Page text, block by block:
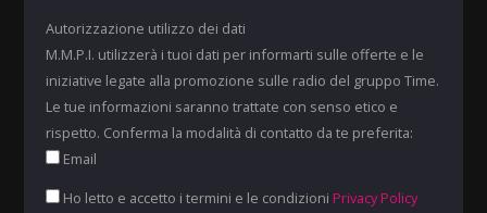
Autorizzazione utilizzo dei dati
M.M.P.I. utilizzerà i tuoi dati per informarti sulle offerte e le
iniziative legate alla promozione sulle radio del gruppo Time.
Le tue informazioni saranno trattate con senso etico e
rispetto. Conferma la modalità di contatto da te preferita:
Email
Ho letto e accetto i termini e le condizioni Privacy Policy